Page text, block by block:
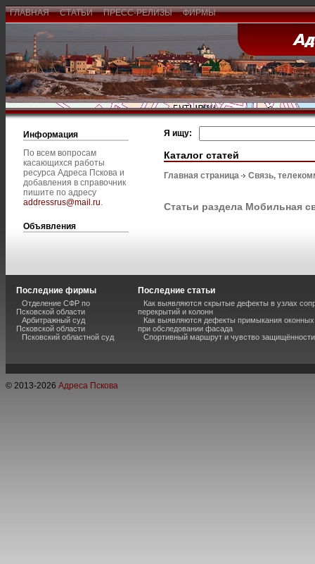
ГЛАВНАЯ СТАТЬИ ПРЕСС-РЕЛИЗЫ ФИРМЫ
Информация
По всем вопросам
касающихся работы
ресурса Адреса Пскова и
добавления в справочник
пишите по адресу
addressrus@mail.ru.
Объявления
Я ищу:
Каталог статей
Главная страница Связь,
Статьи раздела Мобильная
Последние фирмы
Отделение СФР по
Псковской области
Арбитражный суд
Псковской области
Псковский областной суд
Последние статьи
Как выявляются скрытые дефекты в узлах
перекрытий и колонн
Как выявляются дефекты примыкания
при обследовании фасада
Спортивный маршрут и чувство защищённости
© 2013-2026 Адреса Пскова